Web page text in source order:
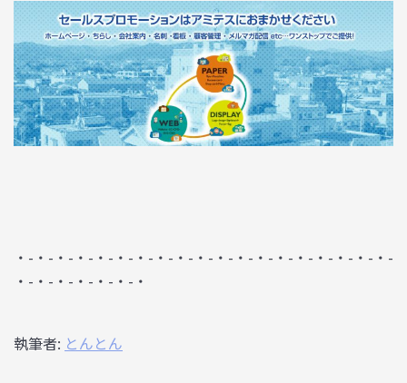
・-・-・-・-・-・-・-・-・-・-・-・-・-・-・-・-・-・-・-
・-・-・-・-・-・-・
執筆者: とんとん